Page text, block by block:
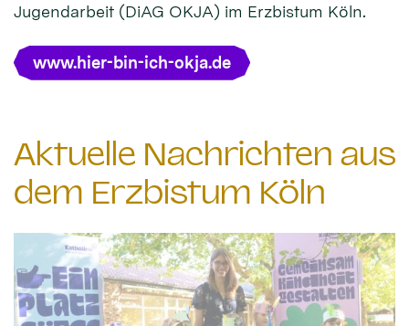
Jugendarbeit (DiAG OKJA) im Erzbistum Köln.
www.hier-bin-ich-okja.de
Aktuelle Nachrichten aus
dem Erzbistum Köln